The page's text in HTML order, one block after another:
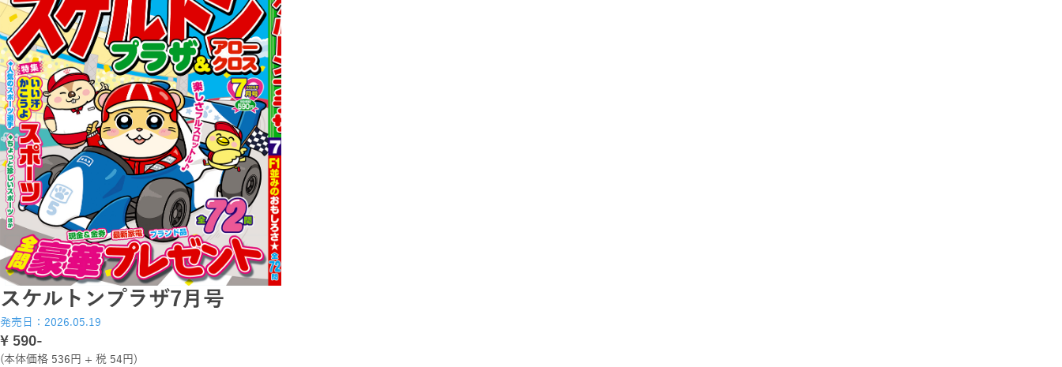
スケルトンプラザ7月号
発売日：2026.05.19
\ 590-
(本体価格 536円 + 税 54円)